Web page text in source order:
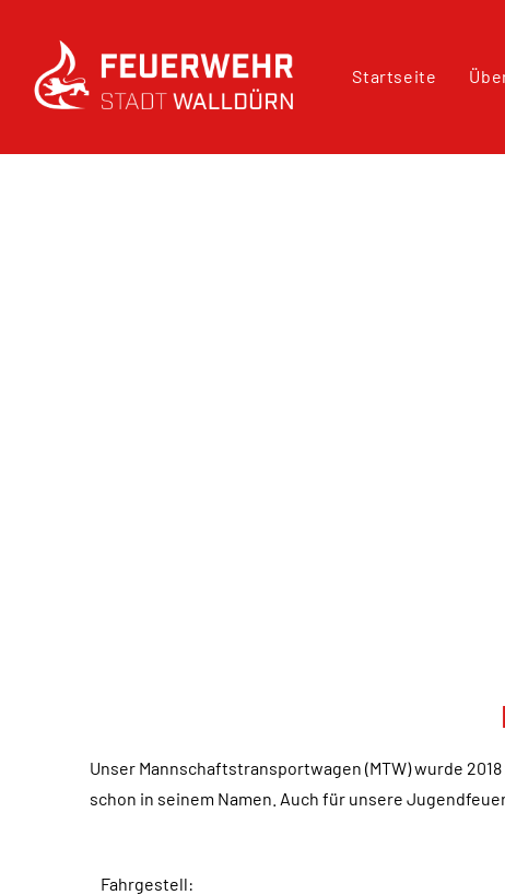
Startseite
Unser Mannschaftstransportwagen (MTW) wurde
schon in seinem Namen. Auch für unsere
Fahrgestell: